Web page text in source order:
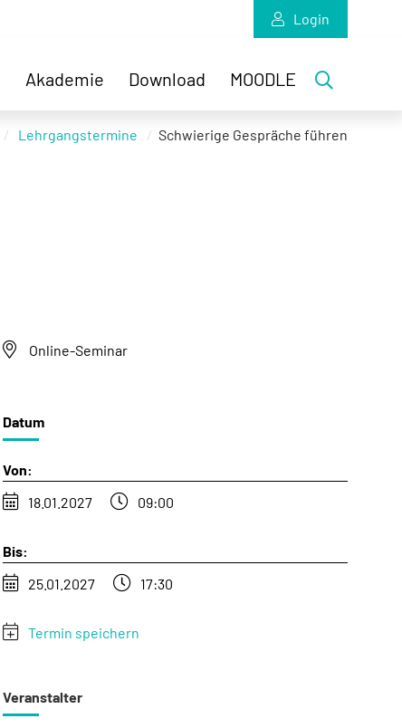
Login
Akademie Download MOODLE
Lehrgangstermine Schwierige Gespräche führen
Online-Seminar
Datum
Von:
18.01.2027
09:00
Bis:
25.01.2027
17:30
Termin speichern
Veranstalter